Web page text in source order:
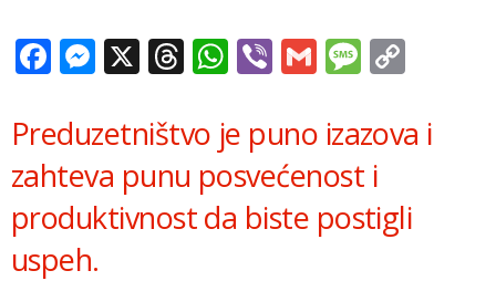
Facebook
Messenger
X Threads
WhatsApp
ViberGmail
Preduzetništvo je puno izazova i
zahteva punu posvećenost i
produktivnost da biste postigli
uspeh.